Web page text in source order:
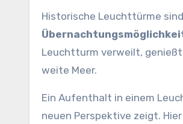
Historische Leuchttürme
Leuchtturm verweilt, genießt
weite Meer.
Ein Aufenthalt in einem
neuen Perspektive zeigt.